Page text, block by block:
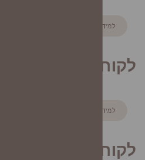
למידע נוסף
לקוח/ה 5
למידע נוסף
לקוח/ה 6